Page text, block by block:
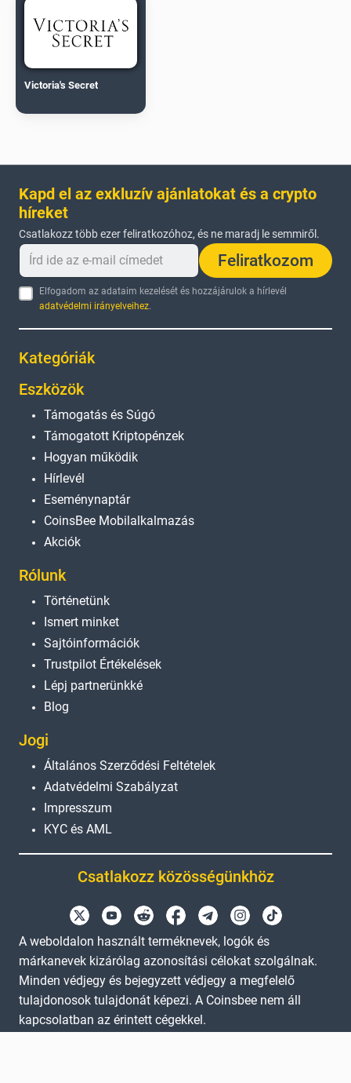
Victoria's Secret
Kapd el az exkluzív ajánlatokat és a crypto
híreket
Csatlakozz több ezer feliratkozóhoz, és ne maradj le semmiről.
Feliratkozom
Elfogadom az adataim kezelését és hozzájárulok a hírlevél
adatvédelmi irányelveihez.
Kategóriák
Eszközök
Támogatás és Súgó
Támogatott Kriptopénzek
Hogyan működik
Hírlevél
Eseménynaptár
CoinsBee Mobilalkalmazás
Akciók
Rólunk
Történetünk
Ismert minket
Sajtóinformációk
Trustpilot Értékelések
Lépj partnerünkké
Blog
Jogi
Általános Szerződési Feltételek
Adatvédelmi Szabályzat
Impresszum
KYC és AML
Csatlakozz közösségünkhöz
A weboldalon használt terméknevek, logók és
márkanevek kizárólag azonosítási célokat szolgálnak.
Minden védjegy és bejegyzett védjegy a megfelelő
tulajdonosok tulajdonát képezi. A Coinsbee nem áll
kapcsolatban az érintett cégekkel.